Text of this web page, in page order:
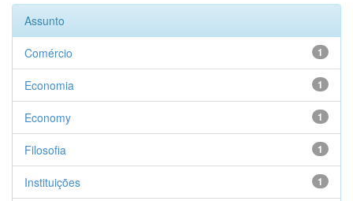
Assunto
1
Comércio
1
Economia
1
Economy
1
Filosofia
1
Instituições